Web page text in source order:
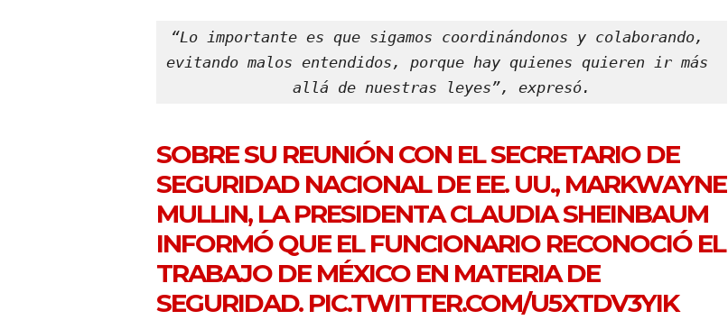
“Lo importante es que sigamos coordinándonos y colaborando,
evitando malos entendidos, porque hay quienes quieren ir más
allá de nuestras leyes”, expresó.
SOBRE SU REUNIÓN CON EL SECRETARIO DE
SEGURIDAD NACIONAL DE EE. UU., MARKWAYNE
MULLIN, LA PRESIDENTA CLAUDIA SHEINBAUM
INFORMÓ QUE EL FUNCIONARIO RECONOCIÓ EL
TRABAJO DE MÉXICO EN MATERIA DE
SEGURIDAD. PIC.TWITTER.COM/U5XTDV3YIK